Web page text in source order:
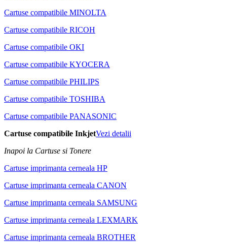
Cartuse compatibile MINOLTA
Cartuse compatibile RICOH
Cartuse compatibile OKI
Cartuse compatibile KYOCERA
Cartuse compatibile PHILIPS
Cartuse compatibile TOSHIBA
Cartuse compatibile PANASONIC
Cartuse compatibile InkjetVezi detalii
Inapoi la Cartuse si Tonere
Cartuse imprimanta cerneala HP
Cartuse imprimanta cerneala CANON
Cartuse imprimanta cerneala SAMSUNG
Cartuse imprimanta cerneala LEXMARK
Cartuse imprimanta cerneala BROTHER